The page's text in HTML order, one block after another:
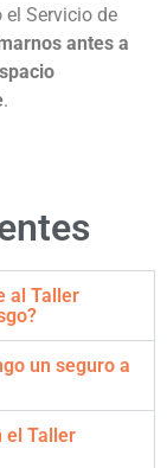
Servicio de
antes a
.
al Taller
un seguro a
el Taller